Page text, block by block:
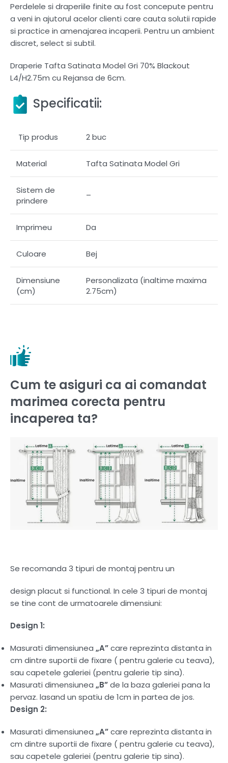
Perdelele si draperiile finite au fost concepute pentru
a veni in ajutorul acelor clienti care cauta solutii rapide
si practice in amenajarea incaperii. Pentru un ambient
discret, select si subtil.
Draperie Tafta Satinata Model Gri 70% Blackout
L4/H2.75m cu Rejansa de 6cm.
Specificatii:
Tip produs 2 buc
Material Tafta Satinata Model Gri
Sistem de
prindere
–
Imprimeu Da
Culoare Bej
Dimensiune
(cm)
Personalizata (inaltime maxima
2.75cm)
Cum te asiguri ca ai comandat
marimea corecta pentru
incaperea ta?
Se recomanda 3 tipuri de montaj pentru un
design placut si functional. In cele 3 tipuri de montaj
se tine cont de urmatoarele dimensiuni:
Design 1:
Masurati dimensiunea „A”care reprezinta distanta in
cm dintre suportii de fixare ( pentru galerie cu teava),
sau capetele galeriei (pentru galerie tip sina).
Masurati dimensiunea „B”de la baza galeriei pana la
pervaz. lasand un spatiu de 1cm in partea de jos.
Design 2:
Masurati dimensiunea „A”care reprezinta distanta in
cm dintre suportii de fixare ( pentru galerie cu teava),
sau capetele galeriei (pentru galerie tip sina).